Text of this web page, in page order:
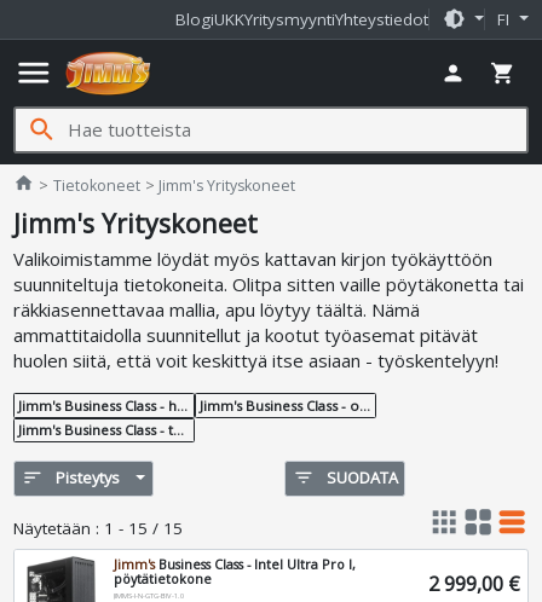
BlogiUKKYritysmyyntiYhteystiedot brightness_medium FI
menu person shopping_cart
search
home Jimms.fi
Tietokoneet Jimm's Yrityskoneet
Jimm's Yrityskoneet
Valikoimistamme löydät myös kattavan kirjon työkäyttöön
suunniteltuja tietokoneita. Olitpa sitten vaille pöytäkonetta tai
räkkiasennettavaa mallia, apu löytyy täältä. Nämä
ammattitaidolla suunnitellut ja kootut työasemat pitävät
huolen siitä, että voit keskittyä itse asiaan - työskentelyyn!
Jimm's Business Class - heti toimitettavissa
Jimm's Business Class - optimoidut tehotyöasemat
Jimm's Business Class - tehotyöasemat
sort Pisteytys filter_list SUODATA
Näytetään : 1 - 15 / 15 apps grid_view table_rows
Jimm'sBusiness Class - Intel Ultra Pro I,
pöytätietokone
JIMMS-I-N-GTG-BIV-1.0 2 999,00 €